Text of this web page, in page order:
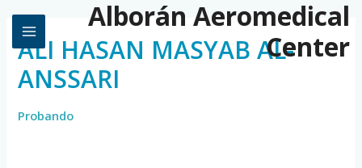
Alborán Aeromedical
Center
ALI HASAN MASYAB AL-
ANSSARI
Probando